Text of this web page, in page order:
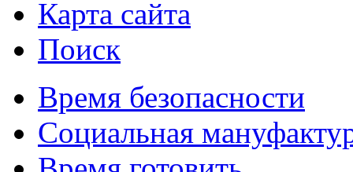
Карта сайта
Поиск
Время безопасности
Социальная